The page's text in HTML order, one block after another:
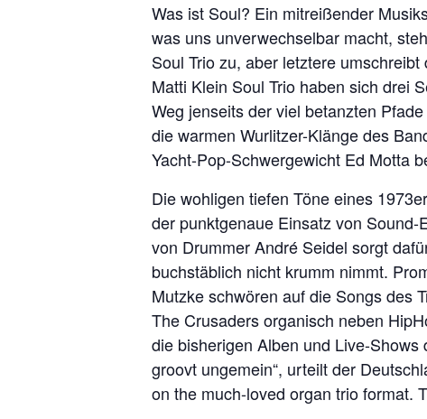
Was ist Soul? Ein mitreißender
was uns unverwechselbar macht,
Soul Trio zu, aber letztere
Matti Klein Soul Trio haben sich drei
Weg jenseits der viel betanzten
die warmen Wurlitzer-Klänge des
Yacht-Pop-Schwergewicht Ed Motta
Die wohligen tiefen Töne eines
der punktgenaue Einsatz von
von Drummer André Seidel sorgt
buchstäblich nicht krumm nimmt.
Mutzke schwören auf die Songs des
The Crusaders organisch neben
die bisherigen Alben und Live-
groovt ungemein“, urteilt der
on the much-loved organ trio format.